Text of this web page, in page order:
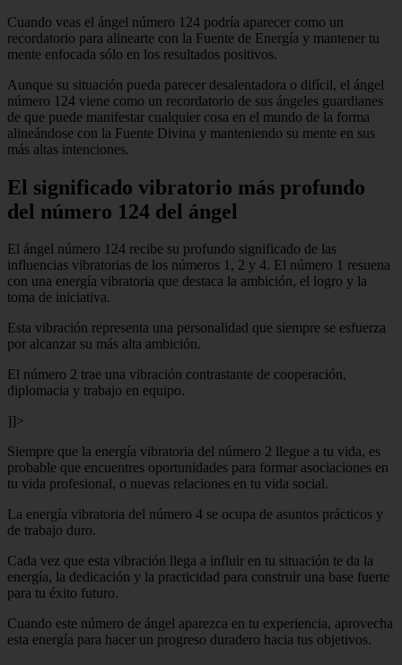
Cuando veas el ángel número 124 podría aparecer como un
recordatorio para alinearte con la Fuente de Energía y mantener tu
mente enfocada sólo en los resultados positivos.
Aunque su situación pueda parecer desalentadora o difícil, el ángel
número 124 viene como un recordatorio de sus ángeles guardianes
de que puede manifestar cualquier cosa en el mundo de la forma
alineándose con la Fuente Divina y manteniendo su mente en sus
más altas intenciones.
El significado vibratorio más profundo
del número 124 del ángel
El ángel número 124 recibe su profundo significado de las
influencias vibratorias de los números 1, 2 y 4. El número 1 resuena
con una energía vibratoria que destaca la ambición, el logro y la
toma de iniciativa.
Esta vibración representa una personalidad que siempre se esfuerza
por alcanzar su más alta ambición.
El número 2 trae una vibración contrastante de cooperación,
diplomacia y trabajo en equipo.
]]>
Siempre que la energía vibratoria del número 2 llegue a tu vida, es
probable que encuentres oportunidades para formar asociaciones en
tu vida profesional, o nuevas relaciones en tu vida social.
La energía vibratoria del número 4 se ocupa de asuntos prácticos y
de trabajo duro.
Cada vez que esta vibración llega a influir en tu situación te da la
energía, la dedicación y la practicidad para construir una base fuerte
para tu éxito futuro.
Cuando este número de ángel aparezca en tu experiencia, aprovecha
esta energía para hacer un progreso duradero hacia tus objetivos.